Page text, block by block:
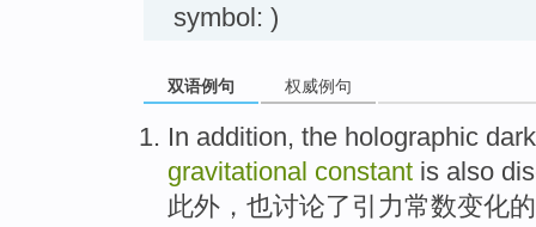
symbol: )
双语例句 权威例句
In addition, the holographic dark
gravitational constant is also
此外 ， 也讨论了 引力常数变化的